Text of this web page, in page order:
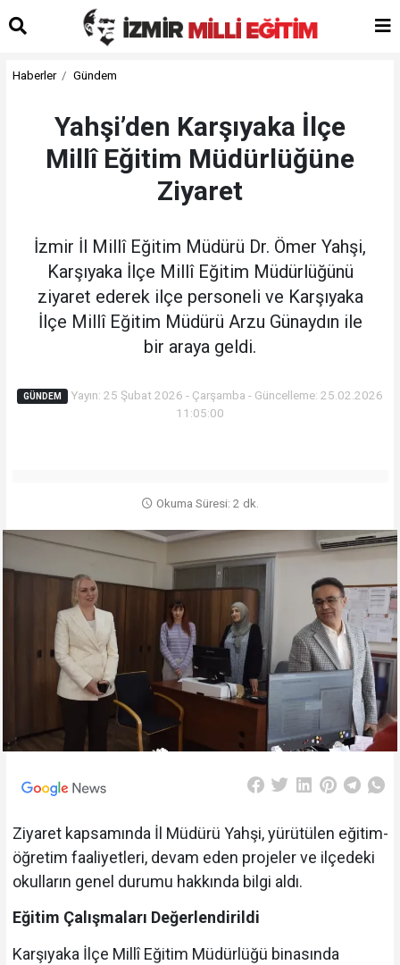
Haberler Gündem
Yahşi’den Karşıyaka İlçe
Millî Eğitim Müdürlüğüne
Ziyaret
İzmir İl Millî Eğitim Müdürü Dr. Ömer Yahşi,
Karşıyaka İlçe Millî Eğitim Müdürlüğünü
ziyaret ederek ilçe personeli ve Karşıyaka
İlçe Millî Eğitim Müdürü Arzu Günaydın ile
bir araya geldi.
GÜNDEM
Yayın: 25 Şubat 2026 - Çarşamba - Güncelleme: 25.02.2026
11:05:00
Okuma Süresi: 2 dk.
Ziyaret kapsamında İl Müdürü Yahşi, yürütülen eğitim-
öğretim faaliyetleri, devam eden projeler ve ilçedeki
okulların genel durumu hakkında bilgi aldı.
Eğitim Çalışmaları Değerlendirildi
Karşıyaka İlçe Millî Eğitim Müdürlüğü binasında